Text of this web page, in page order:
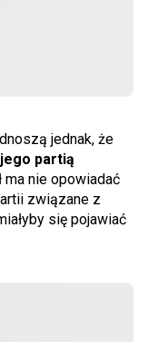
jednak, że
jego partią
ma nie opowiadać
związane z
się pojawiać